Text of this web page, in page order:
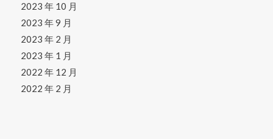
2023 年 10 月
2023 年 9 月
2023 年 2 月
2023 年 1 月
2022 年 12 月
2022 年 2 月